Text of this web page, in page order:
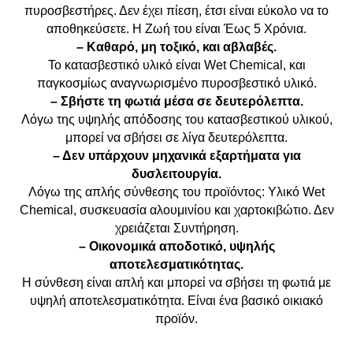
πυροσβεστήρες. Δεν έχει πίεση, έτσι είναι εύκολο να το
αποθηκεύσετε. Η Ζωή του είναι Έως 5 Χρόνια.
– Καθαρό, μη τοξικό, και αβλαβές.
Το κατασβεστικό υλικό είναι Wet Chemical, και
παγκοσμίως αναγνωρισμένο πυροσβεστικό υλικό.
– Σβήστε τη φωτιά μέσα σε δευτερόλεπτα.
Λόγω της υψηλής απόδοσης του κατασβεστικού υλικού,
μπορεί να σβήσει σε λίγα δευτερόλεπτα.
– Δεν υπάρχουν μηχανικά εξαρτήματα για
δυσλειτουργία.
Λόγω της απλής σύνθεσης του προϊόντος: Υλικό Wet
Chemical, συσκευασία αλουμινίου και χαρτοκιβώτιο. Δεν
χρειάζεται Συντήρηση.
– Οικονομικά αποδοτικό, υψηλής
αποτελεσματικότητας.
Η σύνθεση είναι απλή και μπορεί να σβήσει τη φωτιά με
υψηλή αποτελεσματικότητα. Είναι ένα βασικό οικιακό
προϊόν.